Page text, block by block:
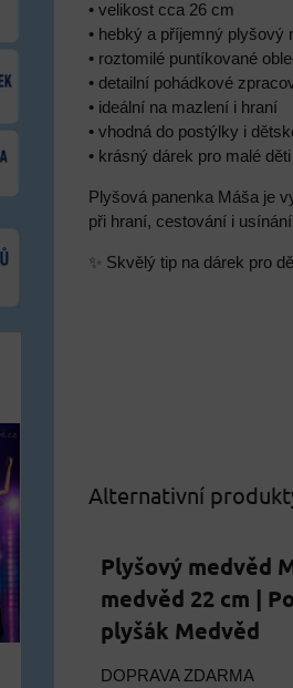
• velikost cca 26 cm
• hebký a příjemný plyšový
• roztomilé puntíkované
• detailní pohádkové
• ideální na mazlení i hraní
• vhodná do postýlky i
• krásný dárek pro malé děti
Plyšová panenka Máša je
při hraní, cestování i
✨ Skvělý tip na dárek pro
Alternativní
Plyšový medvěd
medvěd 22 cm |
plyšák Medvěd
DOPRAVA ZDARMA